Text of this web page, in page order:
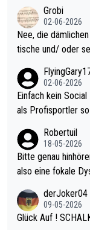
ohl wenig WDF
es Jahr der Fall.
den Qualifier und
el hat.
Grobi
02-06-2026
Nee, die
tische und/ oder
s Leben in den
r war doch neulich
rovoziert hat. Und
02-06-2026
Einfach kein
als Profisportler
Robertuil
18-05-2026
Bitte genau
also eine fokale
erden, im Arm hat.
be immer noch,
derJoker04
09-05-2026
Glück Auf !